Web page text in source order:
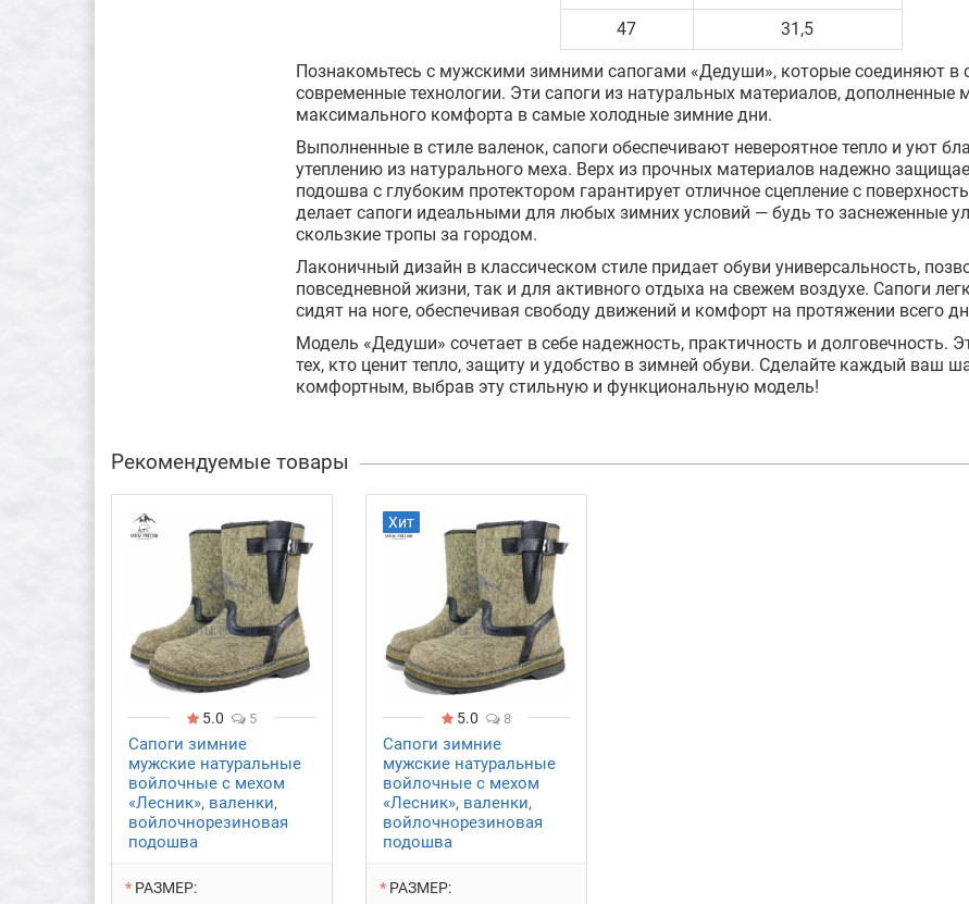
47
31,5
Познакомьтесь с мужскими зимними сапогами «Дедуши», которые соединяют в
современные технологии. Эти сапоги из натуральных материалов, дополненные
максимального комфорта в самые холодные зимние дни.
Выполненные в стиле валенок, сапоги обеспечивают невероятное тепло и уют
утеплению из натурального меха. Верх из прочных материалов надежно
подошва с глубоким протектором гарантирует отличное сцепление с
делает сапоги идеальными для любых зимних условий — будь то заснеженные
скользкие тропы за городом.
Лаконичный дизайн в классическом стиле придает обуви универсальность,
повседневной жизни, так и для активного отдыха на свежем воздухе. Сапоги
сидят на ноге, обеспечивая свободу движений и комфорт на протяжении всего
Модель «Дедуши» сочетает в себе надежность, практичность и долговечность.
тех, кто ценит тепло, защиту и удобство в зимней обуви. Сделайте каждый ваш
комфортным, выбрав эту стильную и функциональную модель!
Рекомендуемые товары
Сапоги зимние
мужские натуральные
войлочные с мехом
«Лесник», валенки,
войлочнорезиновая
подошва
5.0 5
РАЗМЕР:
Хит
Сапоги зимние
мужские натуральные
войлочные с мехом
«Лесник», валенки,
войлочнорезиновая
подошва
5.0 8
РАЗМЕР: